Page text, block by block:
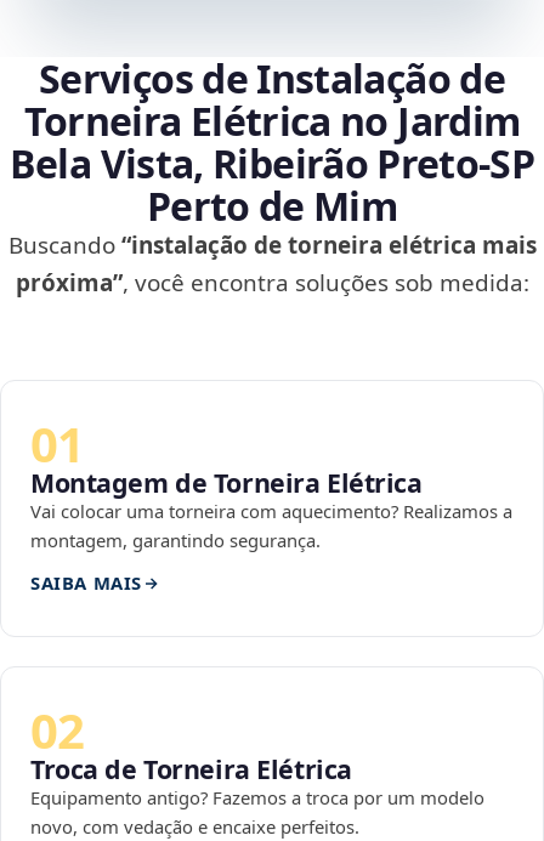
Serviços de Instalação de
Torneira Elétrica no Jardim
Bela Vista, Ribeirão Preto‑SP
Perto de Mim
Buscando“instalação de torneira elétrica mais
próxima”, você encontra soluções sob medida:
01
Montagem de Torneira Elétrica
Vai colocar uma torneira com aquecimento? Realizamos a
montagem, garantindo segurança.
SAIBA MAIS
02
Troca de Torneira Elétrica
Equipamento antigo? Fazemos a troca por um modelo
novo, com vedação e encaixe perfeitos.